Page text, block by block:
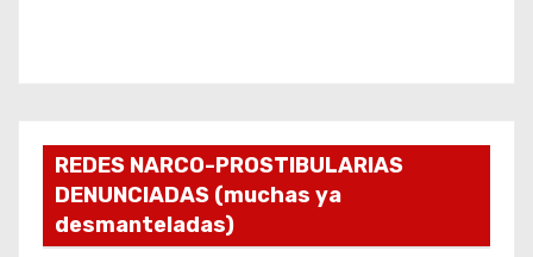
REDES NARCO-PROSTIBULARIAS
DENUNCIADAS (muchas ya
desmanteladas)